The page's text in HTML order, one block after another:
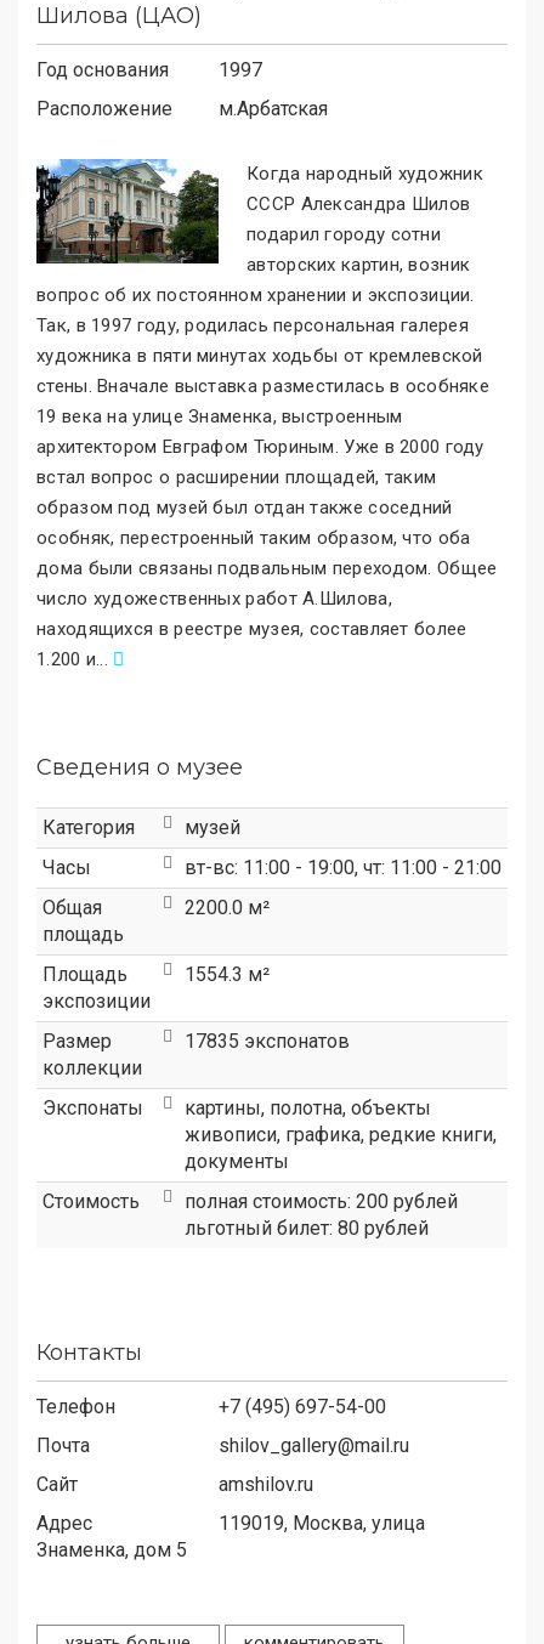
Шилова (ЦАО)
Год основания
1997
Расположение
м.Арбатская
Когда народный художник
СССР Александра Шилов
подарил городу сотни
авторских картин, возник
вопрос об их постоянном хранении и экспозиции.
Так, в 1997 году, родилась персональная галерея
художника в пяти минутах ходьбы от кремлевской
стены. Вначале выставка разместилась в особняке
19 века на улице Знаменка, выстроенным
архитектором Евграфом Тюриным. Уже в 2000 году
встал вопрос о расширении площадей, таким
образом под музей был отдан также соседний
особняк, перестроенный таким образом, что оба
дома были связаны подвальным переходом. Общее
число художественных работ А.Шилова,
находящихся в реестре музея, составляет более
1.200 и...
Сведения о музее
Категория
музей
Часы
вт-вс: 11:00 - 19:00, чт: 11:00 - 21:00
Общая
площадь
2200.0 м²
Площадь
экспозиции
1554.3 м²
Размер
коллекции
17835 экспонатов
Экспонаты
картины, полотна, объекты
живописи, графика, редкие книги,
документы
Стоимость
полная стоимость: 200 рублей
льготный билет: 80 рублей
Контакты
Телефон
+7 (495) 697-54-00
Почта
shilov_gallery@mail.ru
Сайт
amshilov.ru
Адрес
119019, Москва, улица
Знаменка, дом 5